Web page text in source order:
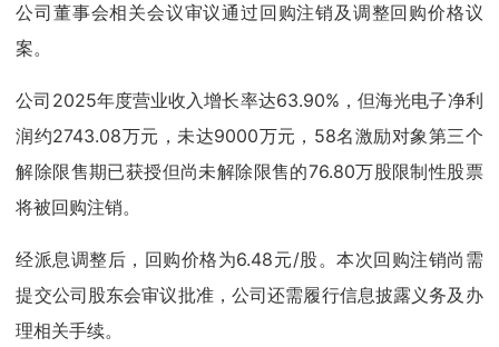
公司董事会相关会议审议通过回购注销及调整回购价格议
案。
公司2025年度营业收入增长率达63.90%，但海光电子净利
润约2743.08万元，未达9000万元，58名激励对象第三个
解除限售期已获授但尚未解除限售的76.80万股限制性股票
将被回购注销。
经派息调整后，回购价格为6.48元/股。本次回购注销尚需
提交公司股东会审议批准，公司还需履行信息披露义务及办
理相关手续。